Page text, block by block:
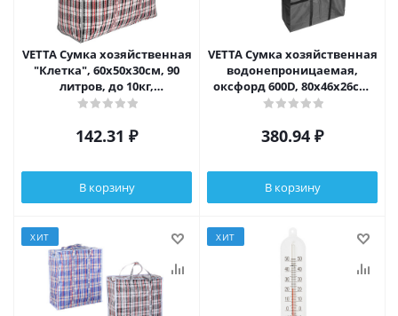
VETTA Сумка хозяйственная
"Клетка", 60x50x30см, 90
литров, до 10кг,
полипропилен, 2 цвета
142.31 ₽
В корзину
VETTA Сумка хозяйственная
водонепроницаемая,
оксфорд 600D, 80х46х26см,
95 литров, до 50кг, 2 цвета
380.94 ₽
В корзину
ХИТ ХИТ